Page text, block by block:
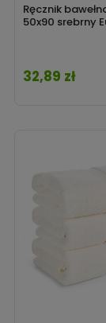
Ręcznik
50x90 srebrny
Cena
32,89 zł